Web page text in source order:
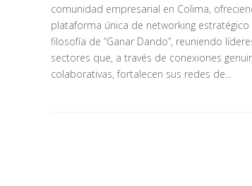
comunidad empresarial en Colima,
plataforma única de networking
filosofía de “Ganar Dando”, reuniendo
sectores que, a través de conexiones
colaborativas, fortalecen sus redes de...